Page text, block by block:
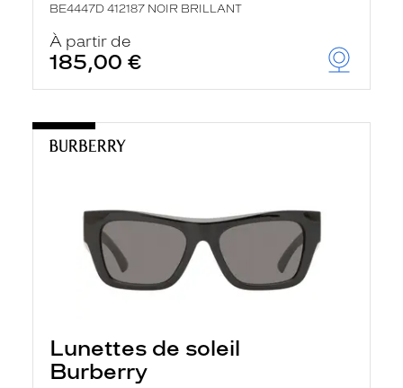
BE4447D 412187 NOIR BRILLANT
À partir de
185,00 €
Lunettes de soleil
Burberry